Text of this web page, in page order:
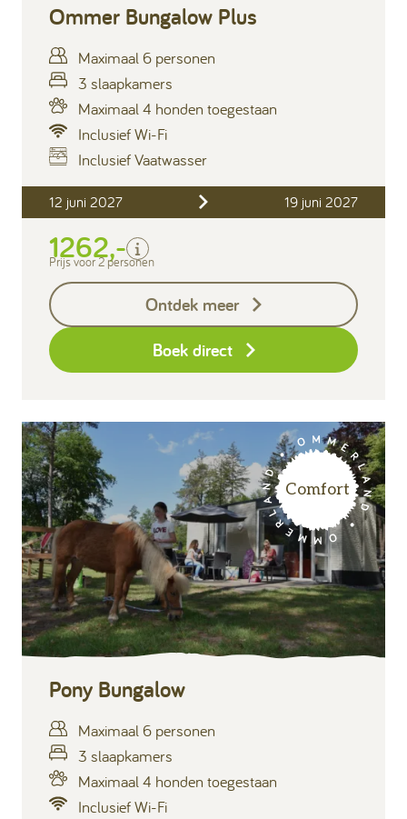
Ommer Bungalow Plus
Maximaal 6 personen
3 slaapkamers
Maximaal 4 honden toegestaan
Inclusief Wi-Fi
Inclusief Vaatwasser
12 juni 2027 19 juni 2027
1262,-
Inclusief
Verblijfskosten
Keukendoekenpakket
Eindschoonmaak
Prijs voor 2 personen
Ontdek meer
Boek direct
Comfort
Pony Bungalow
Maximaal 6 personen
3 slaapkamers
Maximaal 4 honden toegestaan
Inclusief Wi-Fi